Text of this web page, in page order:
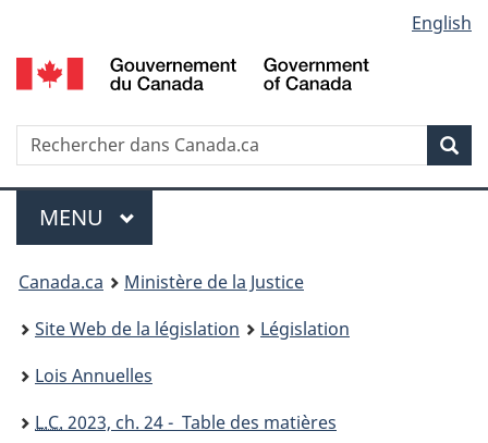
au
contenu
propos
de
la
HTML
simplifiée
selection
English
Recherche
Menu
MENU PRINCIPAL
You
are
here:
Canada.ca
Ministère de la Justice
Site Web de la législation
Législation
Lois Annuelles
L.C. 2023, ch. 24 - Table des matières